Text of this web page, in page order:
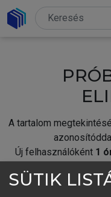
A tartalom
Új felhasználóként 1
SÜTIK